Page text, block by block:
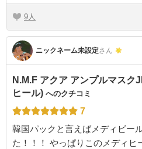
9
ニックネーム未設定さん
N.M.F アクア アンプルマスク
ヒール) へのクチコミ
7
韓国パックと言えばメディビー
た！！！ やっぱりこのメディヒ